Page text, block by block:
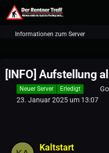
Informationen zum Server
[INFO] Aufstellung
Neuer Server Erledigt
23. Januar 2025 um 13:07
Kaltstart